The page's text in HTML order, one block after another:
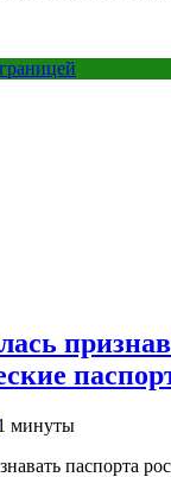
минуты
паспорта